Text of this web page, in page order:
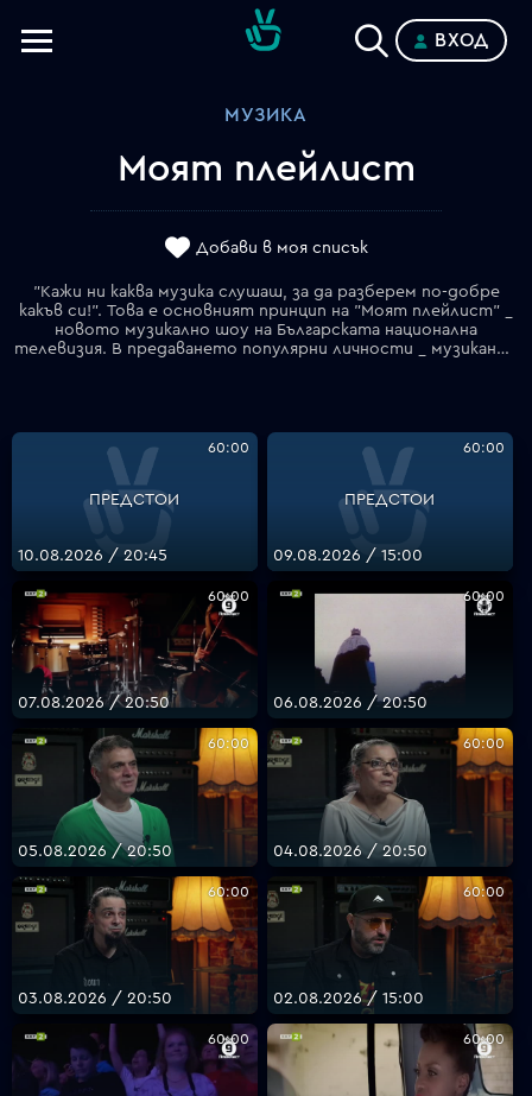
VOYO
ВХОД
МУЗИКА
Моят плейлист
Добави в моя списък
"Кажи ни каква музика слушаш, за да разберем по-добре
какъв си!". Това е основният принцип на "Моят плейлист" _
новото музикално шоу на Българската национална
телевизия. В предаването популярни личности _ музиканти, артисти, спортисти, дори политици представят своите 10 най-любими песни, за да ги видим от една различна, а за някои и неочаквана, гледна точка. Водещият добавя любопитни факти и истории за парчетата, които зрителят вижда на екрана.
ПРЕДСТОИ
60:00
10.08.2026 / 20:45
ПРЕДСТОИ
60:00
09.08.2026 / 15:00
60:00
07.08.2026 / 20:50
60:00
06.08.2026 / 20:50
60:00
05.08.2026 / 20:50
60:00
04.08.2026 / 20:50
60:00
03.08.2026 / 20:50
60:00
02.08.2026 / 15:00
60:00 60:00